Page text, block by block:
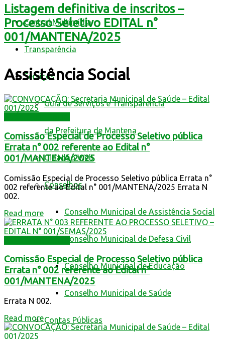
Central Multimídia
Transparência
Serviços
Guia de Serviços e Transparência
da Prefeitura de Mantena
Cidadão Web
Conselhos
Conselho Municipal de Assistência Social
Conselho Municipal de Defesa Civil
Conselho Municipal de Educação
Conselho Municipal de Saúde
Contas Públicas
Listagem definitiva de inscritos –
Processo Seletivo EDITAL n°
001/MANTENA/2025
Assistência Social
Comissão Especial de Processo Seletivo pública
Errata n° 002 referente ao Edital n°
001/MANTENA/2025
Comissão Especial de Processo Seletivo pública Errata n°
002 referente ao Edital n° 001/MANTENA/2025 Errata N
002.
Read more
Comissão Especial de Processo Seletivo pública
Errata n° 002 referente ao Edital n°
001/MANTENA/2025
Errata N 002.
Read more